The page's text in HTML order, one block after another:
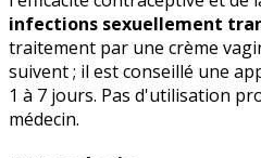
infections sexuellement
traitement par une crème
suivent ; il est conseillé une
1 à 7 jours. Pas d'utilisation
médecin.